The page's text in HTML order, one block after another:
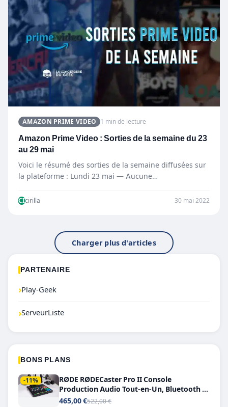
AMAZON PRIME VIDEO 1 min de lecture
Amazon Prime Video : Sorties de la semaine du 23
au 29 mai
Voici le résumé des sorties de la semaine diffusées sur
la plateforme : Lundi 23 mai — Aucune…
CIcirilla 30 mai 2022
Charger plus d'articles
PARTENAIRE
›Play-Geek
›ServeurListe
BONS PLANS
-11%
RØDE RØDECaster Pro II Console
Production Audio Tout-en-Un, Bluetooth et
Double USB-C
465,00 €522,00 €